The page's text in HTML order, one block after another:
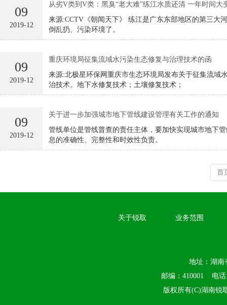
09
2019-12
从劣V类到V类：黑臭“老大难”练江水质还清 一年时间大
来源:CCTV《朝闻天下》 练江是广东东部地区的第三大河。 雨污分流管网的建设，使所有的生活污水得到了收集和处理，溪美村的环境因此大为改观，这也反过来促使村民不再乱
倒乱扔、污染环境了。
09
2019-12
重庆环境局征集流域水污染生态修复与治理技术的函
来源:北极星环保网重庆市生态环境局发布关于征集流域
治技术。地下水修复技术；土壤修复技术；
09
2019-12
关于进一步加强城市地下管线建设管理有关工作的通知
管线单位是管线普查的责任主体，要加快实现城市地下
息的准确性、完整性和时效性负责。
首
关于锐取 业务范围
地址：湖南
邮编：410001 电话
版权所有(C)湖南